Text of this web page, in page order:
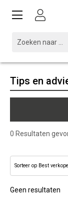
Tips en
0 Resultaten
Geen resultaten